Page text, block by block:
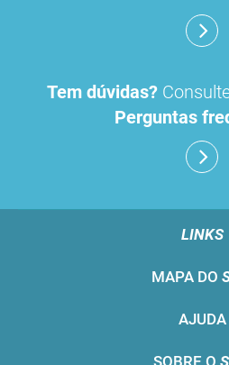
Tem dúvidas?
Perguntas
LINKS
MAPA DO
AJUDA